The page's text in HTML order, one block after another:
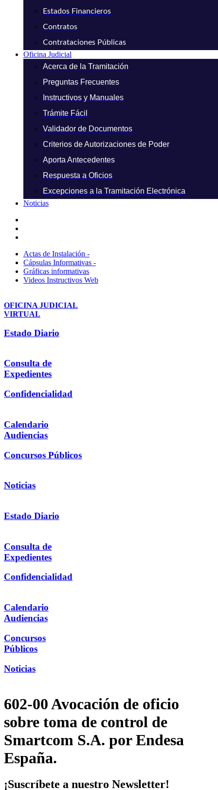
Estados Financieros
Contratos
Contrataciones Públicas
Oficina Judicial
Acerca de la Tramitación
Preguntas Frecuentes
Instructivos y Manuales
Trámite Fácil
Validador de Documentos
Criterios de Autorizaciones de Poder
Aporta Antecedentes
Respuesta a Oficios
Excepciones a la Tramitación Electrónica
Noticias
Actas de Instalación -
Cápsulas Informativas -
Gráficas informativas
Videos Instructivos Web
OFICINA JUDICIAL
VIRTUAL
Estado Diario
Consulta de
Expedientes
Confidencialidad
Calendario
Audiencias
Concursos Públicos
Noticias
Estado Diario
Consulta de
Expedientes
Confidencialidad
Calendario
Audiencias
Concursos
Públicos
Noticias
602-00 Avocación de oficio
sobre toma de control de
Smartcom S.A. por Endesa
España.
¡Suscríbete a nuestro Newsletter!